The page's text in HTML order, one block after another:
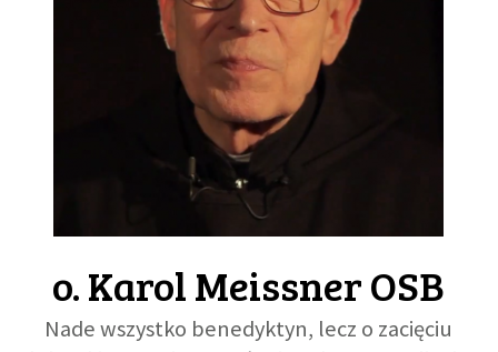
SKLEP
KSIĄŻKI
AUDIOBOOKI
DRUŻYNA
ŚWIĘCI SEKS IN VITRO
o. Karol Meissner OSB
Nade wszystko benedyktyn, lecz o zacięciu